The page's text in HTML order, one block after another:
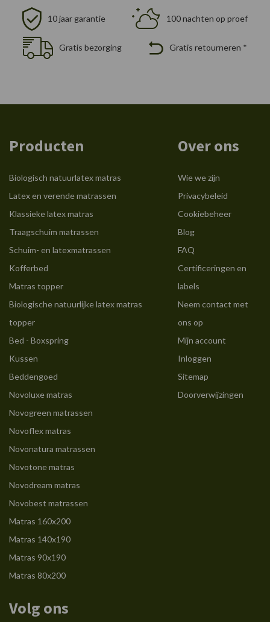
10 jaar garantie 100 nachten op proef
Gratis bezorging Gratis retourneren *
Producten
Biologisch natuurlatex matras
Latex en verende matrassen
Klassieke latex matras
Traagschuim matrassen
Schuim- en latexmatrassen
Kofferbed
Matras topper
Biologische natuurlijke latex matras
topper
Bed - Boxspring
Kussen
Beddengoed
Novoluxe matras
Novogreen matrassen
Novoflex matras
Novonatura matrassen
Novotone matras
Novodream matras
Novobest matrassen
Matras 160x200
Matras 140x190
Matras 90x190
Matras 80x200
Over ons
Wie we zijn
Privacybeleid
Cookiebeheer
Blog
FAQ
Certificeringen en
labels
Neem contact met
ons op
Mijn account
Inloggen
Sitemap
Doorverwijzingen
Volg ons